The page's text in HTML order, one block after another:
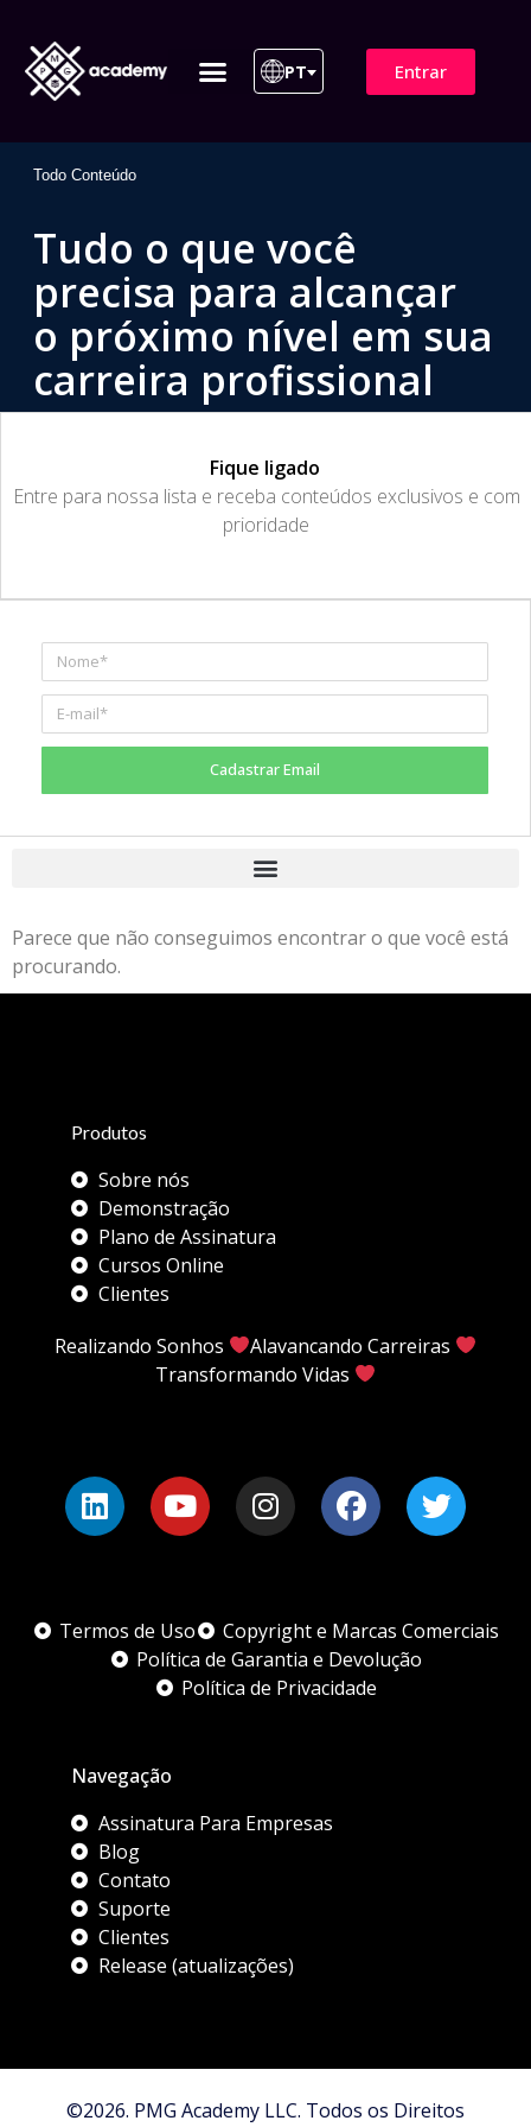
PT Entrar
Todo Conteúdo
Tudo o que você
precisa para alcançar
o próximo nível em sua
carreira profissional
Fique ligado
​Entre para nossa lista e receba conteúdos exclusivos e com
prioridade
Cadastrar Email
Parece que não conseguimos encontrar o que você está
procurando.
Produtos
Sobre nós
Demonstração
Plano de Assinatura
Cursos Online
Clientes
Realizando Sonhos
Alavancando Carreiras
Transformando Vidas
Termos de Uso
Copyright e Marcas Comerciais
Política de Garantia e Devolução
Política de Privacidade
Navegação
Assinatura Para Empresas
Blog
Contato
Suporte
Clientes
Release (atualizações)
©2026. PMG Academy LLC. Todos os Direitos